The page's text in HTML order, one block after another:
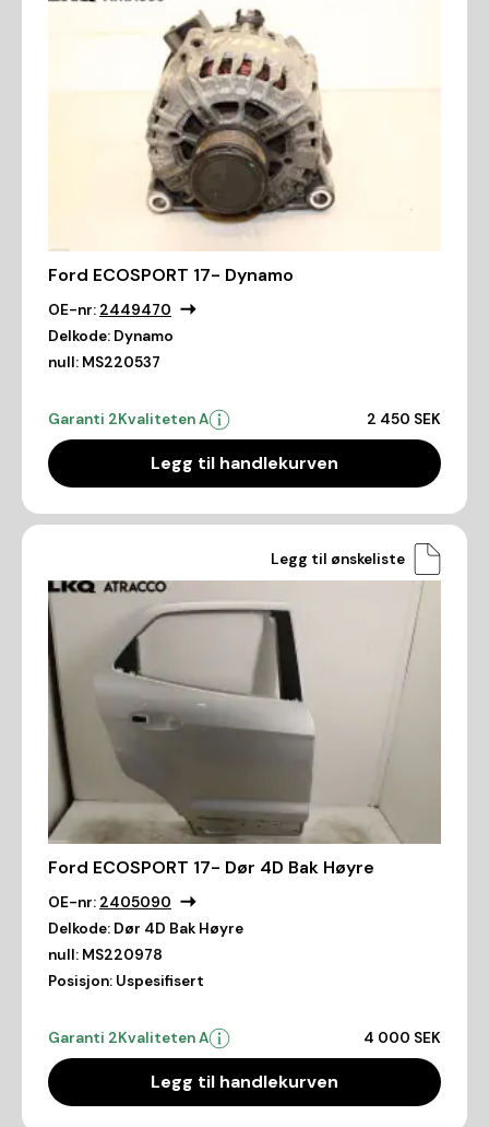
Ford ECOSPORT 17- Dynamo
OE-nr: 2449470
Delkode: Dynamo
null: MS220537
Garanti 2Kvaliteten A 2 450 SEK
Legg til handlekurven
Legg til ønskeliste
Ford ECOSPORT 17- Dør 4D Bak Høyre
OE-nr: 2405090
Delkode: Dør 4D Bak Høyre
null: MS220978
Posisjon: Uspesifisert
Garanti 2Kvaliteten A 4 000 SEK
Legg til handlekurven